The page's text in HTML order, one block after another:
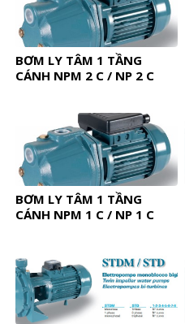
BƠM LY TÂM 1 TẦNG
CÁNH NPM 2 C / NP 2 C
BƠM LY TÂM 1 TẦNG
CÁNH NPM 1 C / NP 1 C